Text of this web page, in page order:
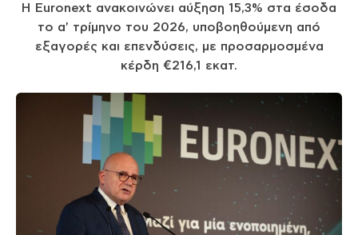
Η Euronext ανακοινώνει αύξηση 15,3% στα έσοδα
το α' τρίμηνο του 2026, υποβοηθούμενη από
εξαγορές και επενδύσεις, με προσαρμοσμένα
κέρδη €216,1 εκατ.